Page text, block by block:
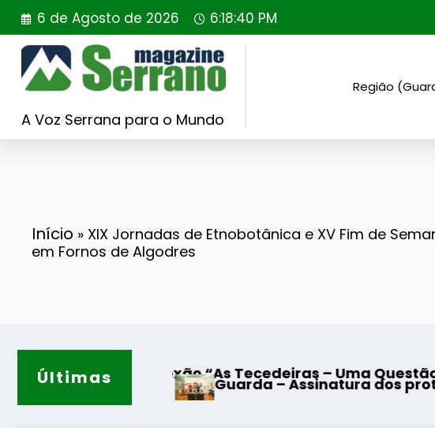
Saltar
para
conteúdo
6 de Agosto de 2026 6:18:41 PM
A Voz Serrana para o Mundo
Região
Início » XIX Jornadas de Etnobotânica e XV Fim de
em Fornos de Algodres
Últimas
“As Tecedeiras – Uma Questão de Mulheres e
Guarda – Assinatura dos protocolos de